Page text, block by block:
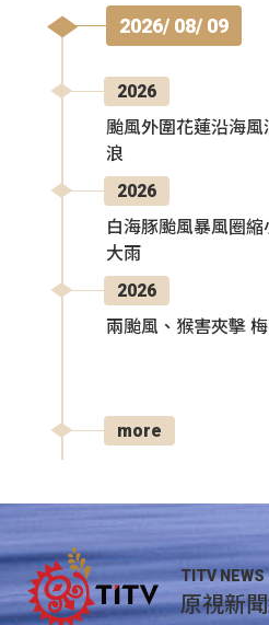
2026/ 08/ 09
2026
颱風外圍花蓮沿海
浪
2026
白海豚颱風暴風圈
大雨
2026
兩颱風、猴害夾擊
more
TITV NEWS
原視新